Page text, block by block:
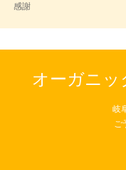
感謝
オーガニッ
岐
ご